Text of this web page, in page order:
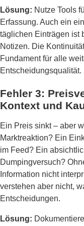
Lösung: Nutze Tools
Erfassung. Auch ein
täglichen Einträgen ist
Notizen. Die
Fundament für alle
Entscheidungsqualität.
Fehler 3:
Kontext und
Ein Preis sinkt – aber
Marktreaktion? Ein
im Feed? Ein
Dumpingversuch?
Information nicht
verstehen aber nicht,
Entscheidungen.
Lösung: